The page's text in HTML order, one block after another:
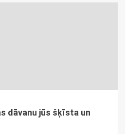
dāvanu jūs šķīsta un